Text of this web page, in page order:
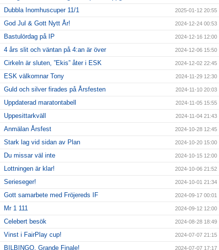
Dubbla Inomhuscuper 11/1 2025-01-12 20:55
God Jul & Gott Nytt År! 2024-12-24 00:53
Bastulördag på IP 2024-12-16 12:00
4 års slit och väntan på 4:an är över 2024-12-06 15:50
Cirkeln är sluten, ”Ekis” åter i ESK 2024-12-02 22:45
ESK välkomnar Tony 2024-11-29 12:30
Guld och silver firades på Årsfesten 2024-11-10 20:03
Uppdaterad maratontabell 2024-11-05 15:55
Uppesittarkväll 2024-11-04 21:43
Anmälan Årsfest 2024-10-28 12:45
Stark lag vid sidan av Plan 2024-10-20 15:00
Du missar väl inte 2024-10-15 12:00
Lottningen är klar! 2024-10-06 21:52
Serieseger! 2024-10-01 21:34
Gott samarbete med Fröjereds IF 2024-09-17 00:01
Mr 1 111 2024-09-12 12:00
Celebert besök 2024-08-28 18:49
Vinst i FairPlay cup! 2024-07-07 21:15
BILBINGO, Grande Finale! 2024-07-07 17:17